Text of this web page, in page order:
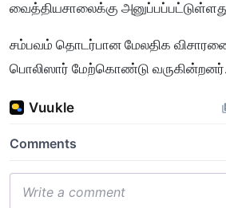
வைத்தியசாலைக்கு
சம்பவம் தொடர்பான மேலதிக
பொலிஸார் மேற்கொண்டு வருகின்றனர்.